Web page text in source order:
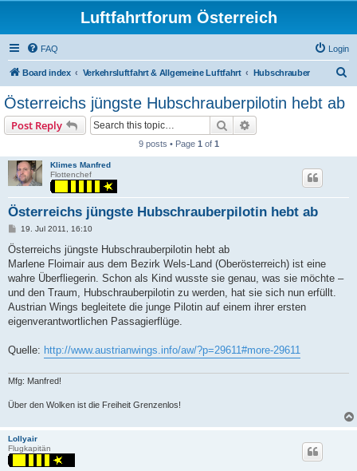
Luftfahrtforum Österreich
FAQ Login
Board index Verkehrsluftfahrt & Allgemeine Luftfahrt Hubschrauber
Österreichs jüngste Hubschrauberpilotin hebt ab
Post Reply Search
9 posts • Page 1 of 1
Klimes Manfred
Flottenchef
Österreichs jüngste Hubschrauberpilotin hebt ab
P
s
19. Jul 2011, 16:10
Österreichs jüngste Hubschrauberpilotin hebt ab
Marlene Floimair aus dem Bezirk Wels-Land (Oberösterreich) ist eine
wahre Überfliegerin. Schon als Kind wusste sie genau, was sie möchte –
und den Traum, Hubschrauberpilotin zu werden, hat sie sich nun erfüllt.
Austrian Wings begleitete die junge Pilotin auf einem ihrer ersten
eigenverantwortlichen Passagierflüge.
Quelle: http://www.austrianwings.info/aw/?p=29611#more-29611
Mfg: Manfred!
Über den Wolken ist die Freiheit Grenzenlos!
Lollyair
Flugkapitän